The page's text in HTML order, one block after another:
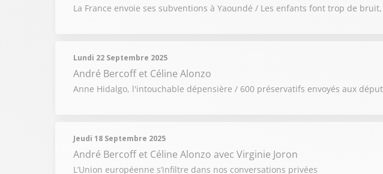
La France envoie ses subventions à Yaoundé / Les enfants font trop de
Lundi 22 Septembre 2025
André Bercoff et Céline Alonzo
Anne Hidalgo, l'intouchable dépensière / 600 préservatifs envoyés aux
Jeudi 18 Septembre 2025
André Bercoff et Céline Alonzo avec Virginie Joron
L’Union européenne s’infiltre dans nos conversations privées